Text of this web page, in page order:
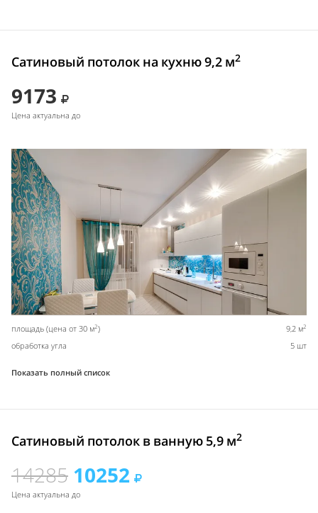
Сатиновый потолок на кухню 9,2 м2
9173
Цена актуальна до
площадь (цена от 30 м2) 9,2 м2
обработка угла 5 шт
Показать полный список
Сатиновый потолок в ванную 5,9 м2
14285 10252
Цена актуальна до